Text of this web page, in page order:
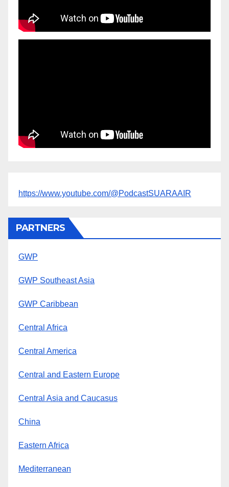
https://www.youtube.com/@PodcastSUARAAIR
PARTNERS
GWP
GWP Southeast Asia
GWP Caribbean
Central Africa
Central America
Central and Eastern Europe
Central Asia and Caucasus
China
Eastern Africa
Mediterranean